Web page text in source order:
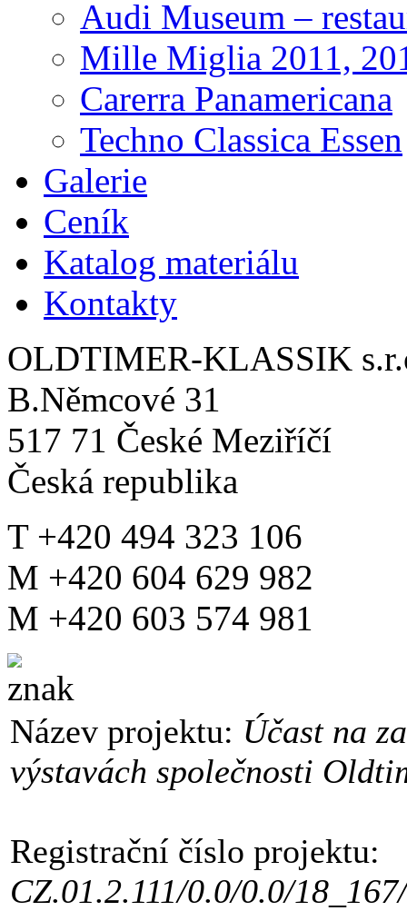
Audi Museum –
Mille Miglia 2011,
Carerra Panamericana
Techno Classica Essen
Galerie
Ceník
Katalog materiálu
Kontakty
OLDTIMER-KLASSIK
B.Němcové 31
517 71 České Meziříčí
Česká republika
T +420 494 323 106
M +420 604 629 982
M +420 603 574 981
Název projektu: Účast na
výstavách společnosti
Registrační číslo projektu:
CZ.01.2.111/0.0/0.0/